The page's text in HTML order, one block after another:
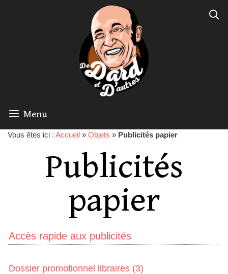
Menu
Vous êtes ici : Accueil » Objets » Publicités papier
Publicités
papier
Accès rapide aux publicités
Dossier promotionnel libraires (3)